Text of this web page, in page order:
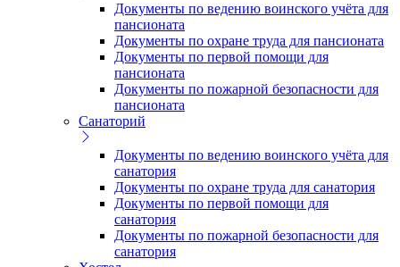
Документы по ведению воинского учёта для
пансионата
Документы по охране труда для пансионата
Документы по первой помощи для
пансионата
Документы по пожарной безопасности для
пансионата
Санаторий
Документы по ведению воинского учёта для
санатория
Документы по охране труда для санатория
Документы по первой помощи для
санатория
Документы по пожарной безопасности для
санатория